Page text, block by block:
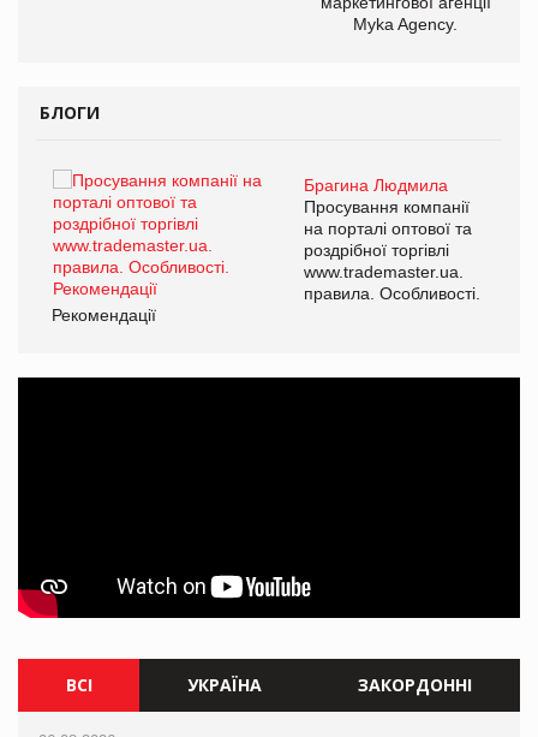
Myka Agency.
БЛОГИ
Брагина Людмила
Просування компанії
на порталі оптової та
роздрібної торгівлі
www.trademaster.ua.
правила. Особливості.
Рекомендації
ВСІ УКРАЇНА ЗАКОРДОННІ